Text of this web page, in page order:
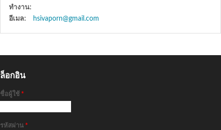
ทำงาน:
อีเมล: hsivaporn@gmail.com
ล็อกอิน
ชื่อผู้ใช้ *
รหัสผ่าน *